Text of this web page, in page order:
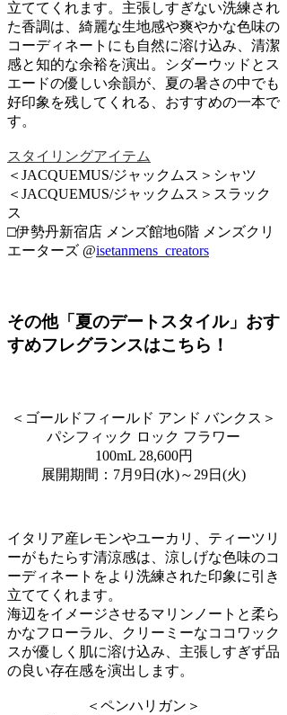
立ててくれます。主張しすぎない洗練され
た香調は、綺麗な生地感や爽やかな色味の
コーディネートにも自然に溶け込み、清潔
感と知的な余裕を演出。シダーウッドとス
エードの優しい余韻が、夏の暑さの中でも
好印象を残してくれる、おすすめの一本で
す。
スタイリングアイテム
＜JACQUEMUS/ジャックムス＞シャツ
＜JACQUEMUS/ジャックムス＞スラック
ス
□伊勢丹新宿店 メンズ館地6階 メンズクリ
エーターズ @isetanmens_creators
その他「夏のデートスタイル」おす
すめフレグランスはこちら！
＜ゴールドフィールド アンド バンクス＞
パシフィック ロック フラワー
100mL 28,600円
展開期間：7月9日(水)～29日(火)
イタリア産レモンやユーカリ、ティーツリ
ーがもたらす清涼感は、涼しげな色味のコ
ーディネートをより洗練された印象に引き
立ててくれます。
海辺をイメージさせるマリンノートと柔ら
かなフローラル、クリーミーなココワック
スが優しく肌に溶け込み、主張しすぎず品
の良い存在感を演出します。
＜ペンハリガン＞